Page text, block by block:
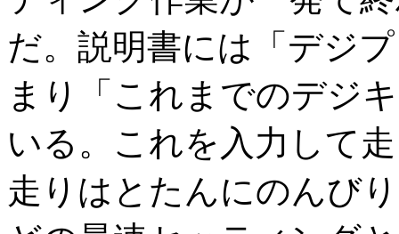
だ。説明書には「デジ
まり「これまでのデジ
いる。これを入力して
走りはとたんにのんび